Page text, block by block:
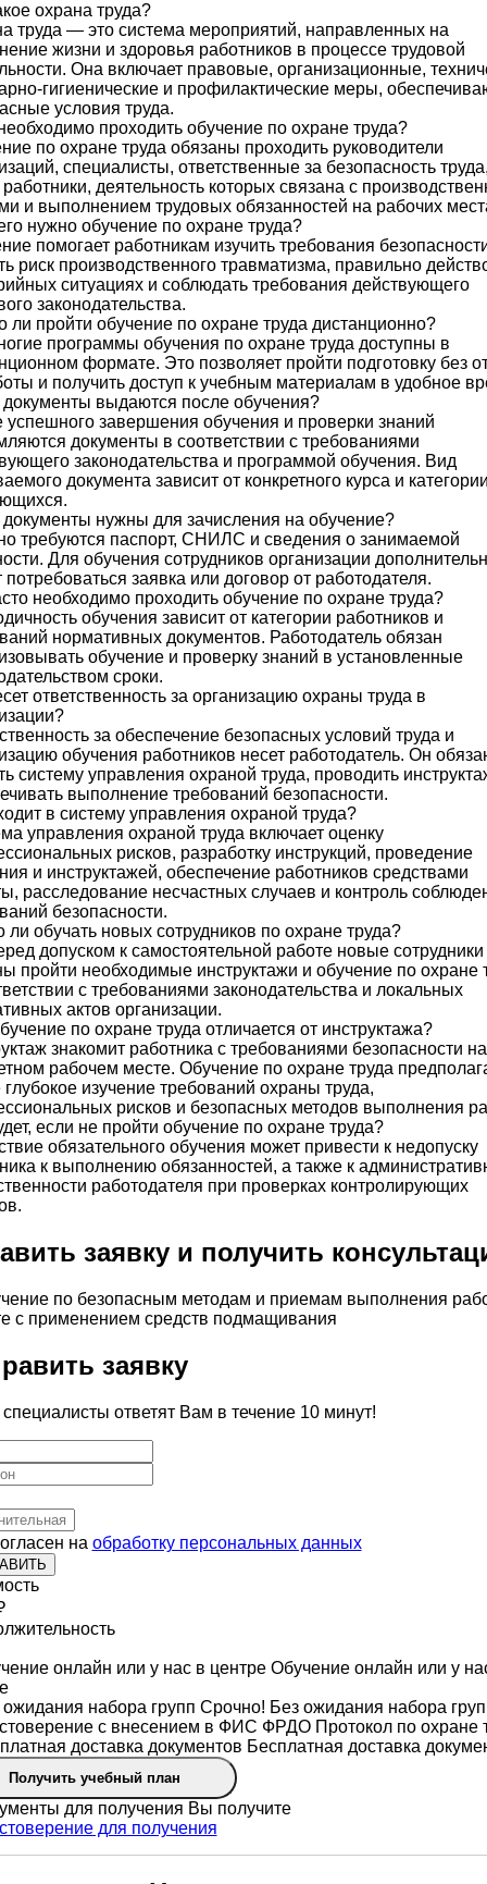
охрана труда?
труда — это система мероприятий, направленных на
жизни и здоровья работников в процессе трудовой
Она включает правовые, организационные,
гигиенические и профилактические меры,
условия труда.
проходить обучение по охране труда?
по охране труда обязаны проходить руководители
специалисты, ответственные за безопасность
деятельность которых связана с
и выполнением трудовых обязанностей на рабочих
нужно обучение по охране труда?
помогает работникам изучить требования
риск производственного травматизма, правильно
ситуациях и соблюдать требования действующего
законодательства.
ли пройти обучение по охране труда дистанционно?
программы обучения по охране труда доступны в
формате. Это позволяет пройти подготовку без
и получить доступ к учебным материалам в удобное
документы выдаются после обучения?
успешного завершения обучения и проверки знаний
документы в соответствии с требованиями
законодательства и программой обучения. Вид
документа зависит от конкретного курса и
документы нужны для зачисления на обучение?
требуются паспорт, СНИЛС и сведения о занимаемой
Для обучения сотрудников организации
заявка или договор от работодателя.
необходимо проходить обучение по охране труда?
обучения зависит от категории работников и
нормативных документов. Работодатель обязан
обучение и проверку знаний в установленные
сроки.
ответственность за организацию охраны труда в
за обеспечение безопасных условий труда и
обучения работников несет работодатель. Он
систему управления охраной труда, проводить
выполнение требований безопасности.
в систему управления охраной труда?
управления охраной труда включает оценку
рисков, разработку инструкций, проведение
и инструктажей, обеспечение работников средствами
расследование несчастных случаев и контроль
безопасности.
обучать новых сотрудников по охране труда?
допуском к самостоятельной работе новые сотрудники
пройти необходимые инструктажи и обучение по охране
с требованиями законодательства и локальных
актов организации.
по охране труда отличается от инструктажа?
знакомит работника с требованиями безопасности на
рабочем месте. Обучение по охране труда
изучение требований охраны труда,
рисков и безопасных методов выполнения
если не пройти обучение по охране труда?
обязательного обучения может привести к недопуску
к выполнению обязанностей, а также к
работодателя при проверках контролирующих
заявку и получить
заявку
ответят Вам в течение 10 минут!
на обработку персональных данных
Обучение онлайн или у
Срочно! Без ожидания набора
Протокол по охране
Бесплатная доставка
Получить учебный план
Вы получите